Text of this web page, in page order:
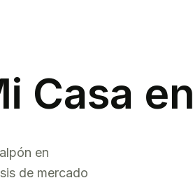
Casa en
en
de mercado